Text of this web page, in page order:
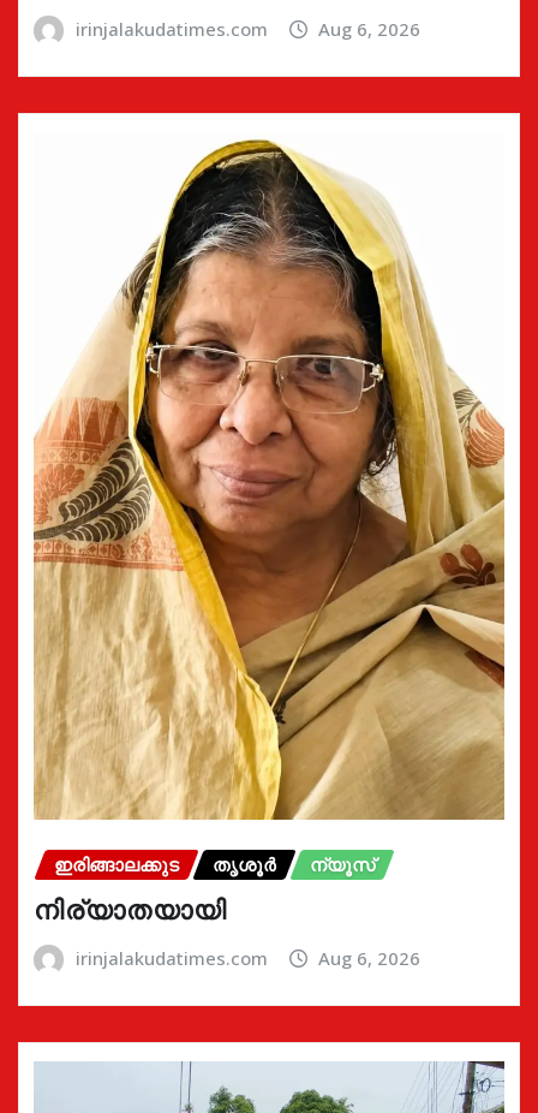
irinjalakudatimes.com Aug 6, 2026
ഇരിങ്ങാലക്കുട തൃശൂർ ന്യൂസ്
നിര്യാതയായി
irinjalakudatimes.com Aug 6, 2026